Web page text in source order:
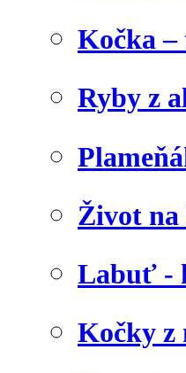
Kočka
Ryby z
Život na
Labuť -
Kočky z